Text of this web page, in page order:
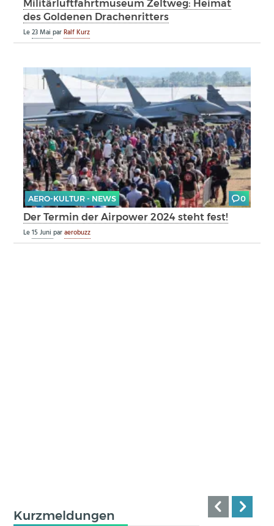
Militärluftfahrtmuseum Zeltweg: Heimat
des Goldenen Drachenritters
Le23 MaiparRalf Kurz
AERO-KULTUR - NEWS 0
Der Termin der Airpower 2024 steht fest!
Le15 Juniparaerobuzz
Kurzmeldungen